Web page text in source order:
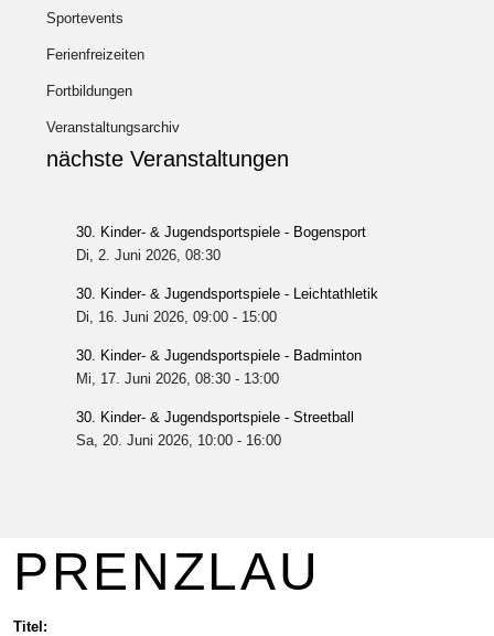
Sportevents
Ferienfreizeiten
Fortbildungen
Veranstaltungsarchiv
nächste Veranstaltungen
30. Kinder- & Jugendsportspiele - Bogensport
Di, 2. Juni 2026, 08:30
30. Kinder- & Jugendsportspiele - Leichtathletik
Di, 16. Juni 2026, 09:00- 15:00
30. Kinder- & Jugendsportspiele - Badminton
Mi, 17. Juni 2026, 08:30- 13:00
30. Kinder- & Jugendsportspiele - Streetball
Sa, 20. Juni 2026, 10:00- 16:00
PRENZLAU
Titel: